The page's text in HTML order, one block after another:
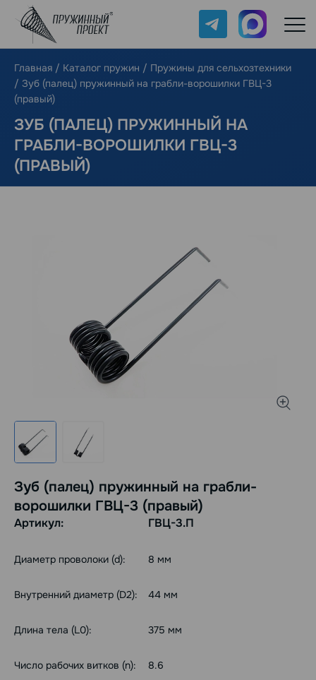
Telegram Max
Главная / Каталог пружин / Пружины для сельхозтехники
/ Зуб (палец) пружинный на грабли-ворошилки ГВЦ-3
(правый)
ЗУБ (ПАЛЕЦ) ПРУЖИННЫЙ НА
ГРАБЛИ-ВОРОШИЛКИ ГВЦ-3
(ПРАВЫЙ)
Зуб (палец) пружинный на грабли-
ворошилки ГВЦ-3 (правый)
Артикул: ГВЦ-3.П
Диаметр проволоки (d): 8 мм
Внутренний диаметр (D2): 44 мм
Длина тела (L0): 375 мм
Число рабочих витков (n): 8.6